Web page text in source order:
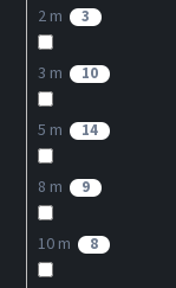
2 m 3
3 m 10
5 m 14
8 m 9
10 m 8